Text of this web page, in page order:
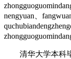
nengyuan、
清华大学本科毕